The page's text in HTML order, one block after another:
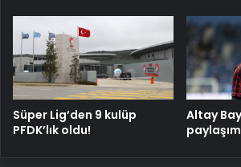
Süper Lig’den 9 kulüp
PFDK’lık oldu!
Altay